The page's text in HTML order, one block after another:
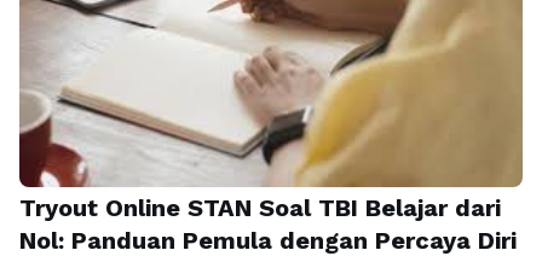
Tryout Online STAN Soal TBI Belajar dari
Nol: Panduan Pemula dengan Percaya Diri